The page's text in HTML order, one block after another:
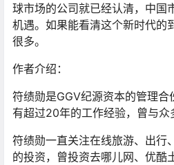
球市场的公司就已经认清，中国
机遇。如果能看清这个新时代的
很多。
作者介绍：
符绩勋是GGV纪源资本的管理
有超过20年的工作经验，曾与众
符绩勋一直关注在线旅游、出行
的投资，曾投资去哪儿网、优酷